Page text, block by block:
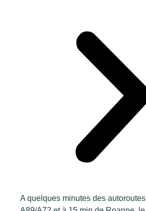
A quelques minutes des autoroutes